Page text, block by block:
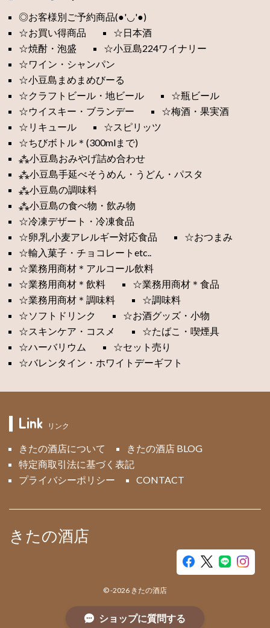
◎お客様別ご予約商品(●'◡'●)
☆お買い得商品
☆日本酒
☆焼酎・泡盛
☆小豆島224ワイナリー
☆ワイン・シャンパン
☆小豆島まめまめびーる
☆クラフトビール・地ビール
☆瓶ビール
☆ウイスキー・ブランデー
☆梅酒・果実酒
☆リキュール
☆スピリッツ
☆ちびボトル＊(300mlまで)
⁂小豆島おみやげ詰め合わせ
⁂小豆島手延べそうめん・うどん・パスタ
⁂小豆島の調味料
⁂小豆島の食べ物・飲み物
☆冷凍デザート・冷凍食品
☆卵,乳,小麦アレルギー対応食品
☆おつまみ
☆輸入菓子・チョコレートetc..
☆業務用商材＊アルコール飲料
☆業務用商材＊飲料
☆業務用商材＊食品
☆業務用商材＊調味料
☆調味料
☆ソフトドリンク
☆お酒グッズ・小物
☆スキンケア・コスメ
☆たばこ・喫煙具
☆ハーバリウム
☆セット売り
☆バレンタイン・ホワイトデーギフト
Link リンク
きたの酒店について
きたの酒店 BLOG
特定商取引法に基づく表記
プライバシーポリシー
CONTACT
きたの酒店
©-2026 きたの酒店
ショップに質問する